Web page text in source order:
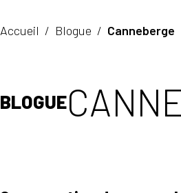
Accueil / Blogue / Canneberge
BLOGUE